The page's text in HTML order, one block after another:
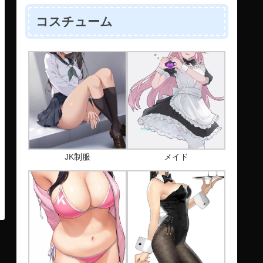
コスチューム
JK制服 メイド